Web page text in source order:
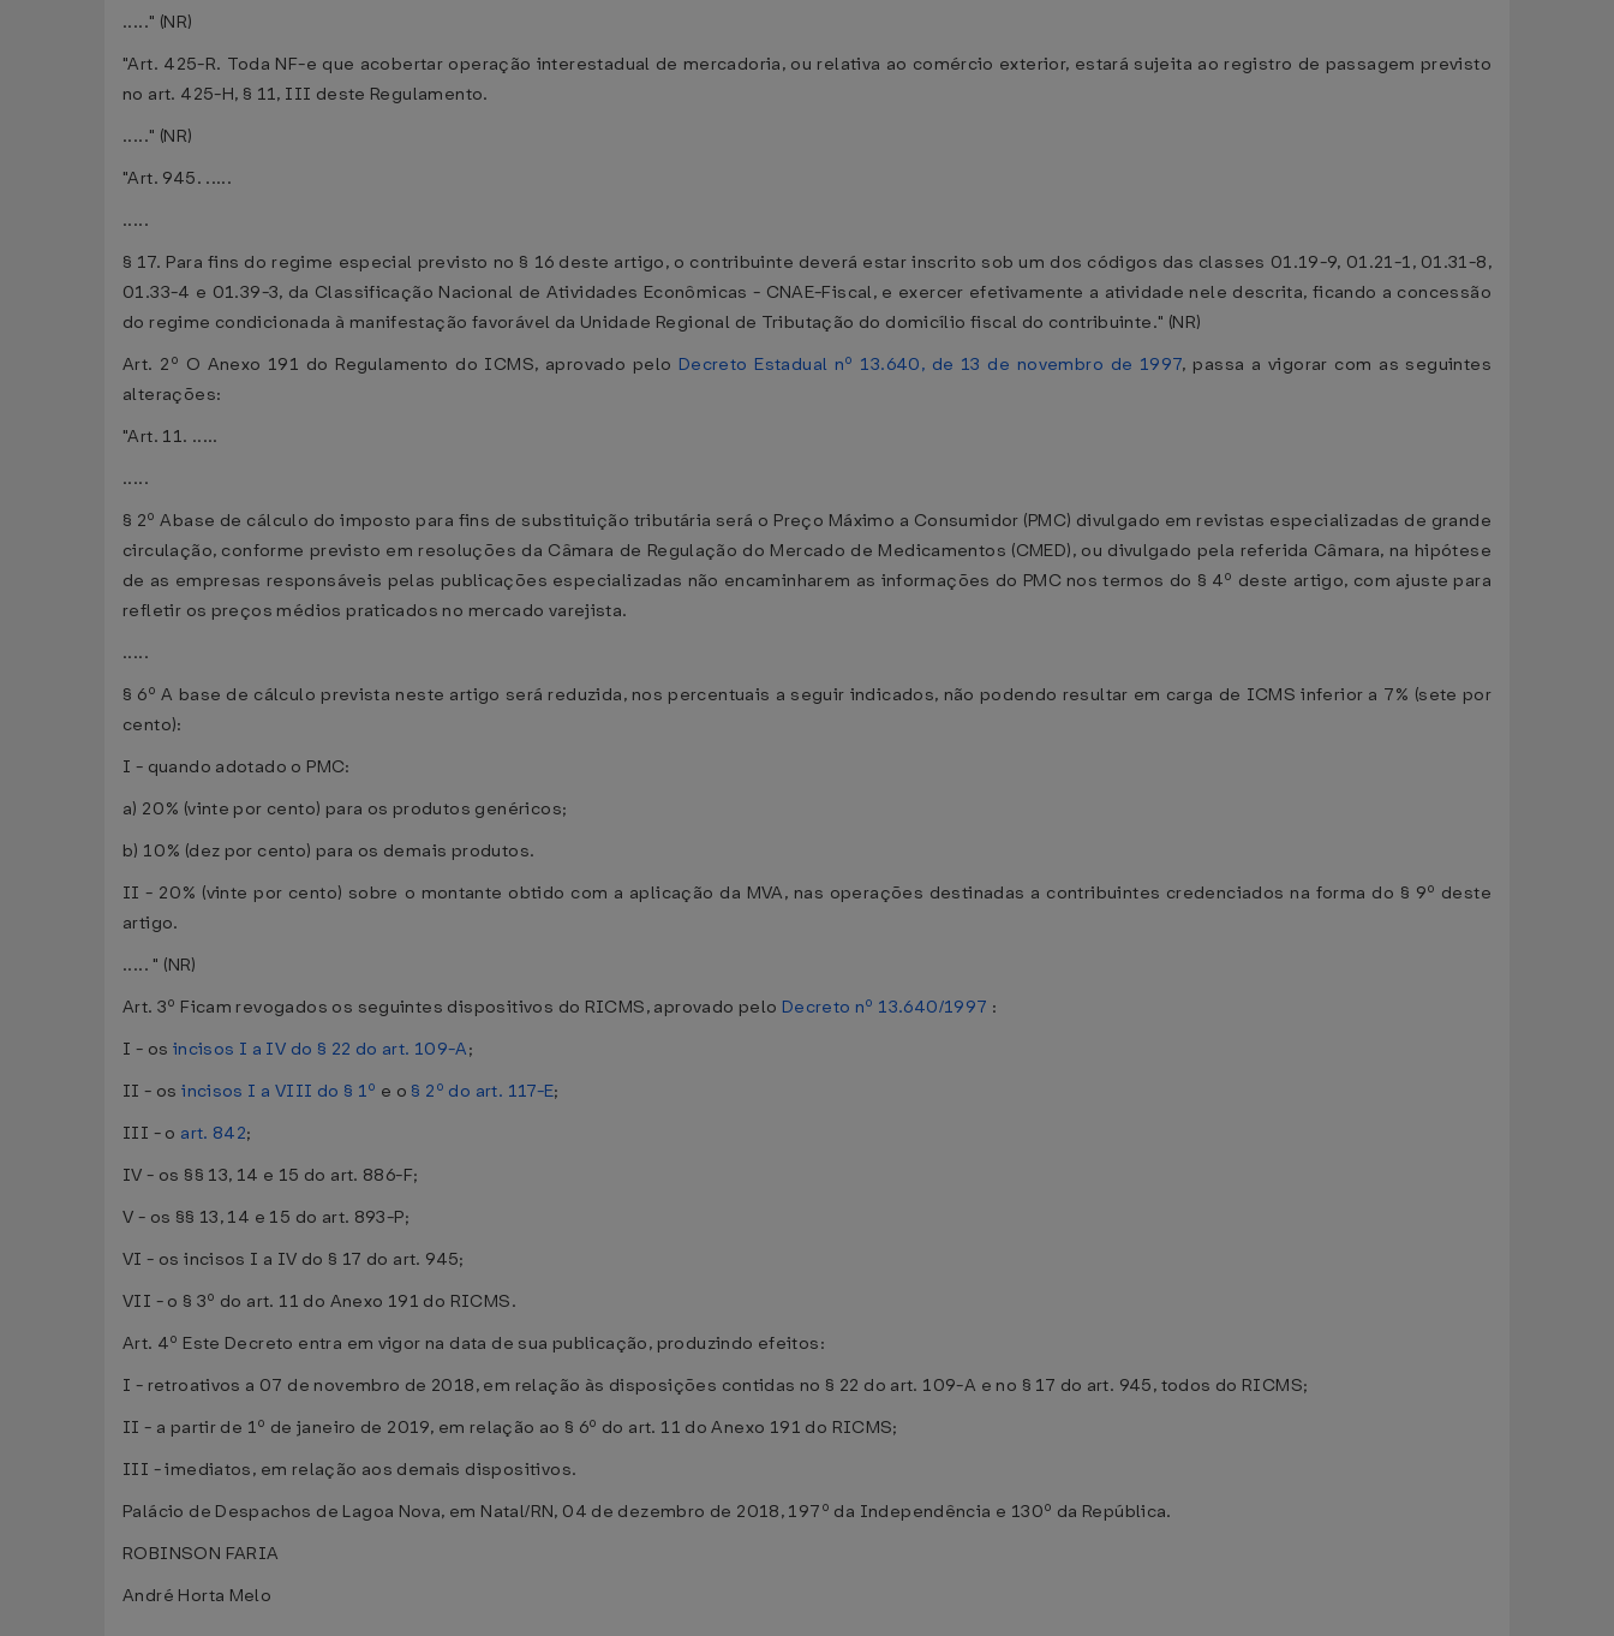
....." (NR)
"Art. 425-R. Toda NF-e que acobertar operação interestadual de mercadoria, ou relativa ao comércio exterior, estará sujeita ao registro de passagem previsto
no art. 425-H, § 11, III deste Regulamento.
....." (NR)
"Art. 945. .....
.....
§ 17. Para fins do regime especial previsto no § 16 deste artigo, o contribuinte deverá estar inscrito sob um dos códigos das classes 01.19-9, 01.21-1, 01.31-8,
01.33-4 e 01.39-3, da Classificação Nacional de Atividades Econômicas - CNAE-Fiscal, e exercer efetivamente a atividade nele descrita, ficando a concessão
do regime condicionada à manifestação favorável da Unidade Regional de Tributação do domicílio fiscal do contribuinte." (NR)
Art. 2º O Anexo 191 do Regulamento do ICMS, aprovado pelo Decreto Estadual nº 13.640, de 13 de novembro de 1997, passa a vigorar com as seguintes
alterações:
"Art. 11. .....
.....
§ 2º Abase de cálculo do imposto para fins de substituição tributária será o Preço Máximo a Consumidor (PMC) divulgado em revistas especializadas de grande
circulação, conforme previsto em resoluções da Câmara de Regulação do Mercado de Medicamentos (CMED), ou divulgado pela referida Câmara, na hipótese
de as empresas responsáveis pelas publicações especializadas não encaminharem as informações do PMC nos termos do § 4º deste artigo, com ajuste para
refletir os preços médios praticados no mercado varejista.
.....
§ 6º A base de cálculo prevista neste artigo será reduzida, nos percentuais a seguir indicados, não podendo resultar em carga de ICMS inferior a 7% (sete por
cento):
I - quando adotado o PMC:
a) 20% (vinte por cento) para os produtos genéricos;
b) 10% (dez por cento) para os demais produtos.
II - 20% (vinte por cento) sobre o montante obtido com a aplicação da MVA, nas operações destinadas a contribuintes credenciados na forma do § 9º deste
artigo.
..... " (NR)
Art. 3º Ficam revogados os seguintes dispositivos do RICMS, aprovado pelo Decreto nº 13.640/1997 :
I - os incisos I a IV do § 22 do art. 109-A;
II - osincisos I a VIII do § 1º e o § 2º do art. 117-E;
III - o art. 842;
IV - os §§ 13, 14 e 15 do art. 886-F;
V - os §§ 13, 14 e 15 do art. 893-P;
VI - os incisos I a IV do § 17 do art. 945;
VII - o § 3º do art. 11 do Anexo 191 do RICMS.
Art. 4º Este Decreto entra em vigor na data de sua publicação, produzindo efeitos:
I - retroativos a 07 de novembro de 2018, em relação às disposições contidas no § 22 do art. 109-A e no § 17 do art. 945, todos do RICMS;
II - a partir de 1º de janeiro de 2019, em relação ao § 6º do art. 11 do Anexo 191 do RICMS;
III - imediatos, em relação aos demais dispositivos.
Palácio de Despachos de Lagoa Nova, em Natal/RN, 04 de dezembro de 2018, 197º da Independência e 130º da República.
ROBINSON FARIA
André Horta Melo